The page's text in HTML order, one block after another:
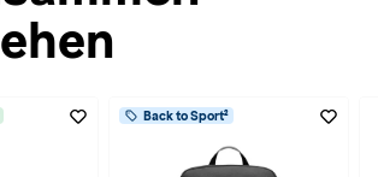
Back to Sport²